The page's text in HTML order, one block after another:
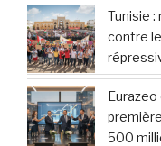
Tunisie
contre
500